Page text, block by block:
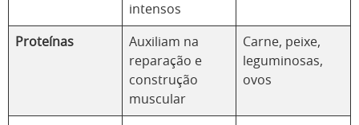
intensos
Proteínas
Auxiliam na
reparação e
construção
muscular
Carne, peixe,
leguminosas,
ovos